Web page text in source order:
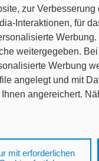
zur
Interaktionen, für
weitergegeben.
Werbung
angelegt und mit
angereichert.
der
mit erforderlichen
benötigen
Sie heute nicht